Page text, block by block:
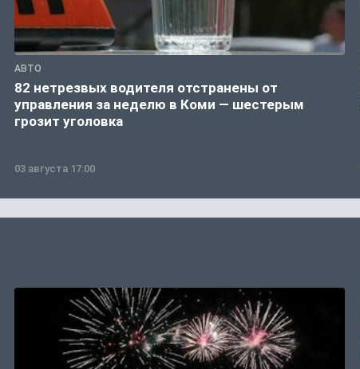
АВТО
82 нетрезвых водителя отстранены от
управления за неделю в Коми — шестерым
грозит уголовка
03 августа 17:00